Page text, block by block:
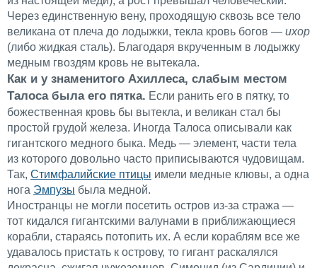
Через единственную вену, проходящую сквозь все тело
великана от плеча до лодыжки, текла кровь богов — ихор
(либо жидкая сталь). Благодаря вкрученным в лодыжку
медным гвоздям кровь не вытекала.
Как и у знаменитого Ахиллеса, слабым местом
Талоса была его пятка. Если ранить его в пятку, то
божественная кровь бы вытекла, и великан стал бы
простой грудой железа. Иногда Талоса описывали как
гигантского медного быка. Медь — элемент, части тела
из которого довольно часто приписываются чудовищам.
Так, Стимфалийские птицы имели медные клювы, а одна
нога Эмпузы была медной.
Иностранцы не могли посетить остров из-за стража —
тот кидался гигантскими валунами в приближающиеся
корабли, стараясь потопить их. А если кораблям все же
удавалось пристать к острову, то гигант раскалялся